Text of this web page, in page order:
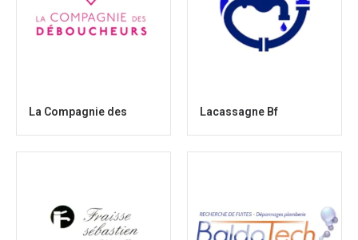
La Compagnie des Lacassagne Bf